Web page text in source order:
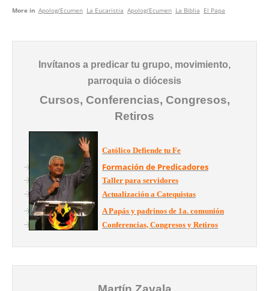
More in Apolog/Ecumen La Eucaristia Apolog/Ecumen La Biblia El Papa
Invítanos a predicar tu grupo, movimiento,
parroquia o diócesis
Cursos, Conferencias, Congresos,
Retiros
Católico Defiende tu Fe
Formación de Predicadores
Taller para servidores
Actualización a Catequistas
A Papás y padrinos de 1a. comunión
Conferencias, Congresos y Retiros